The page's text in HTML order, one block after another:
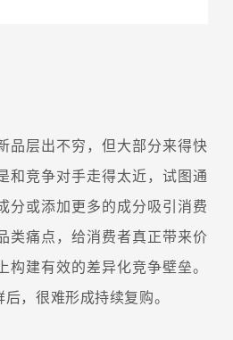
品层出不穷，但大部分来得快
和竞争对手走得太近，试图通
分或添加更多的成分吸引消费
类痛点，给消费者真正带来价
建有效的差异化竞争壁垒。
，很难形成持续复购。